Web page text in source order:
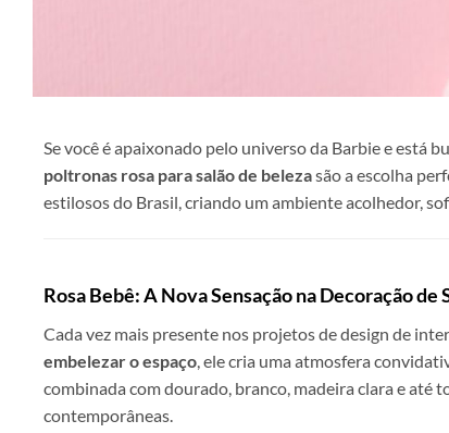
Se você é apaixonado pelo universo da Barbie e está
poltronas rosa para salão de belezasão a escolha
estilosos do Brasil, criando um ambiente acolhedor,
Rosa Bebê: A Nova Sensação na Decoração de
Cada vez mais presente nos projetos de design de
embelezar o espaço, ele cria uma atmosfera
combinada com dourado, branco, madeira clara e
contemporâneas.